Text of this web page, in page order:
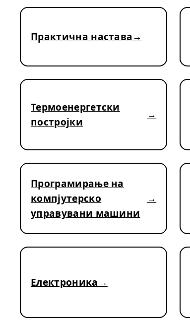
Практична настава
Термоенергетски
постројки
Програмирање на
компјутерско
управувани машини
Електроника